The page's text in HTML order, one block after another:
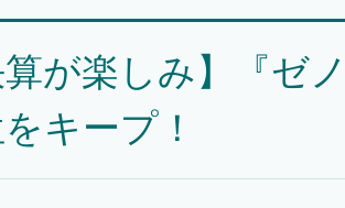
算が楽しみ】『ゼ
キープ！